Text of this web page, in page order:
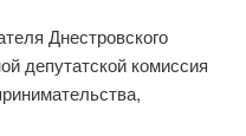
Днестровского
депутатской комиссия